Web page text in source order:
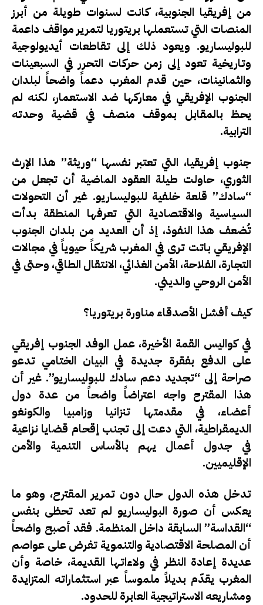
من إفريقيا الجنوبية، كانت لسنوات طويلة من أبرز
المنصات التي تستعملها بريتوريا لتمرير مواقف داعمة
للبوليساريو. ويعود ذلك إلى تقاطعات أيديولوجية
وتاريخية تعود إلى زمن حركات التحرر في السبعينات
والثمانينات، حين قدم المغرب دعماً واضحاً لبلدان
الجنوب الإفريقي في معاركها ضد الاستعمار، لكنه لم
يحظ بالمقابل بموقف منصف في قضية وحدته
الترابية.
جنوب إفريقيا، التي تعتبر نفسها “وريثة” هذا الإرث
الثوري، حاولت طيلة العقود الماضية أن تجعل من
“سادك” قلعة خلفية للبوليساريو. غير أن التحولات
السياسية والاقتصادية التي تعرفها المنطقة بدأت
تُضعف هذا النفوذ، إذ أن العديد من بلدان الجنوب
الإفريقي باتت ترى في المغرب شريكاً حيوياً في مجالات
التجارة، الفلاحة، الأمن الغذائي، الانتقال الطاقي، وحتى في
الأمن الروحي والديني.
كيف أفشل الأصدقاء مناورة بريتوريا؟
في كواليس القمة الأخيرة، عمل الوفد الجنوب إفريقي
على الدفع بفقرة جديدة في البيان الختامي تدعو
صراحة إلى “تجديد دعم سادك للبوليساريو”. غير أن
هذا المقترح واجه اعتراضاً واضحاً من عدة دول
أعضاء، في مقدمتها تنزانيا وزامبيا والكونغو
الديمقراطية، التي دعت إلى تجنب إقحام قضايا نزاعية
في جدول أعمال يهم بالأساس التنمية والأمن
الإقليميين.
تدخل هذه الدول حال دون تمرير المقترح، وهو ما
يعكس أن صورة البوليساريو لم تعد تحظى بنفس
“القداسة” السابقة داخل المنظمة. فقد أصبح واضحاً
أن المصلحة الاقتصادية والتنموية تفرض على عواصم
عديدة إعادة النظر في ولاءاتها القديمة، خاصة وأن
المغرب يقدّم بديلاً ملموساً عبر استثماراته المتزايدة
ومشاريعه الاستراتيجية العابرة للحدود.